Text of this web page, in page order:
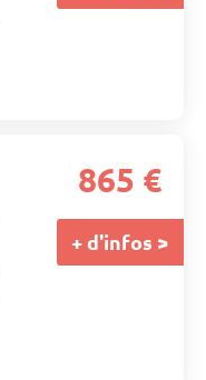
865 €
+ d'infos >